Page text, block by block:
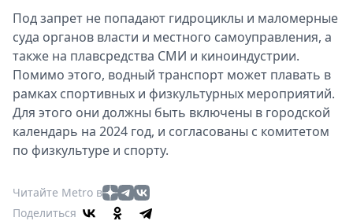
Под запрет не попадают гидроциклы и маломерные
суда органов власти и местного самоуправления, а
также на плавсредства СМИ и киноиндустрии.
Помимо этого, водный транспорт может плавать в
рамках спортивных и физкультурных мероприятий.
Для этого они должны быть включены в городской
календарь на 2024 год, и согласованы с комитетом
по физкультуре и спорту.
Читайте Metro в
Поделиться